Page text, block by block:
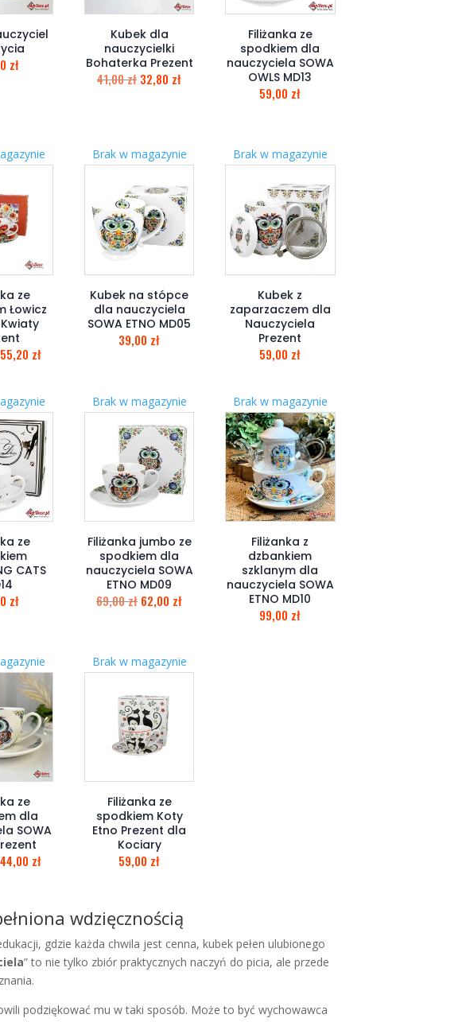
zł
Kubek dla
nauczycielki
Bohaterka Prezent
41,00zł 32,80 zł
Filiżanka ze
spodkiem dla
nauczyciela SOWA
OWLS MD13
59,00 zł
ze
Łowicz
55,20 zł
Brak w magazynie
Kubek na stópce
dla nauczyciela
SOWA ETNO MD05
39,00 zł
Brak w magazynie
Kubek z
zaparzaczem dla
Nauczyciela
Prezent
59,00 zł
ze
CATS
zł
Brak w magazynie
Filiżanka jumbo ze
spodkiem dla
nauczyciela SOWA
ETNO MD09
69,00zł 62,00 zł
Brak w magazynie
Filiżanka z
dzbankiem
szklanym dla
nauczyciela SOWA
ETNO MD10
99,00 zł
ze
dla
SOWA
44,00 zł
Brak w magazynie
Filiżanka ze
spodkiem Koty
Etno Prezent dla
Kociary
59,00 zł
wdzięcznością
gdzie każda chwila jest cenna, kubek pełen ulubionego
” to nie tylko zbiór praktycznych naczyń do picia, ale przede
podziękować mu w taki sposób. Może to być wychowawca